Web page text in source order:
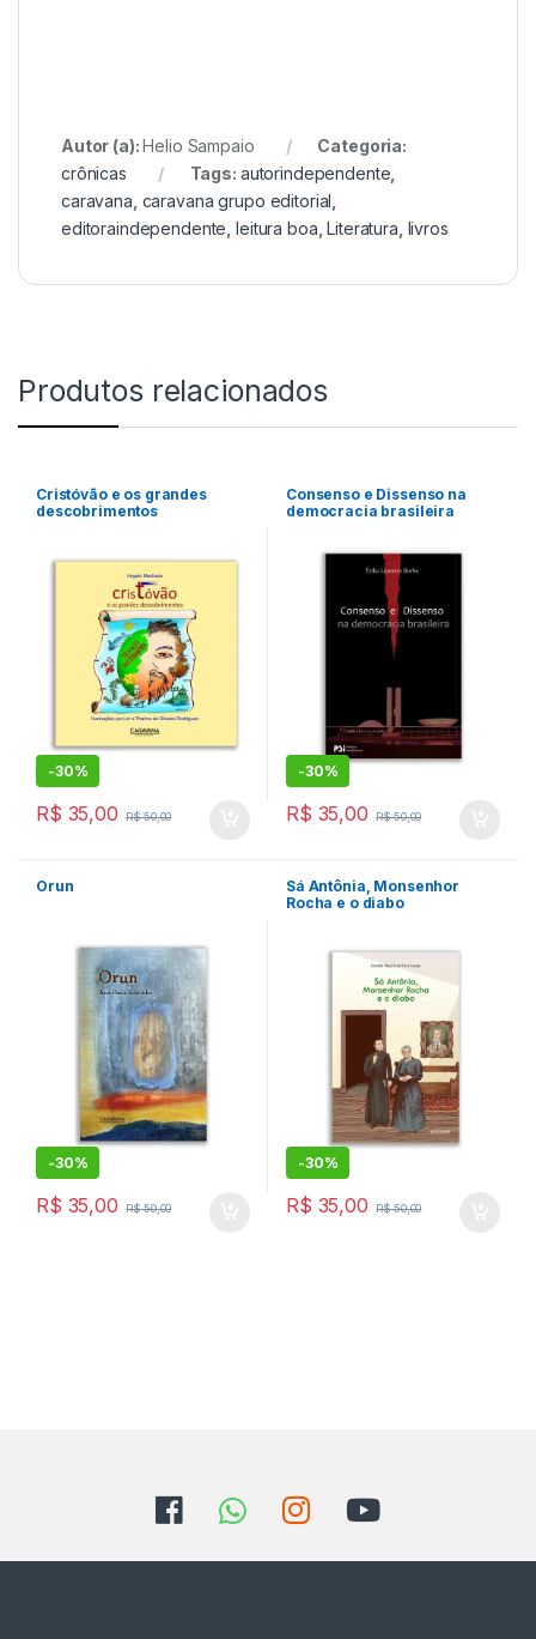
Autor (a):Helio Sampaio
Categoria:
crônicas
Tags: autorindependente
caravana caravana grupo editorial
editoraindependente ,leitura boa ,Literatura livros
Produtos relacionados
Cristóvão e os grandes
descobrimentos
-30%
R$ 35,00 R$50,00
Consenso e Dissenso na
democracia brasileira
-30%
R$ 35,00 R$50,00
Orun
-30%
R$ 35,00 R$50,00
Sá Antônia, Monsenhor
Rocha e o diabo
-30%
R$ 35,00 R$50,00